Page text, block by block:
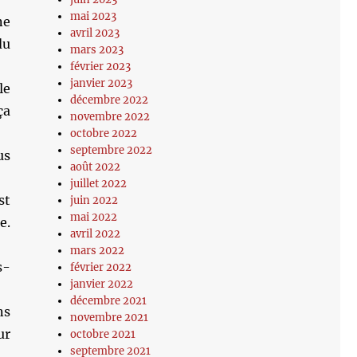
mai 2023
avril 2023
mars 2023
février 2023
janvier 2023
décembre 2022
novembre 2022
octobre 2022
septembre 2022
août 2022
juillet 2022
juin 2022
mai 2022
avril 2022
mars 2022
février 2022
janvier 2022
décembre 2021
novembre 2021
octobre 2021
septembre 2021